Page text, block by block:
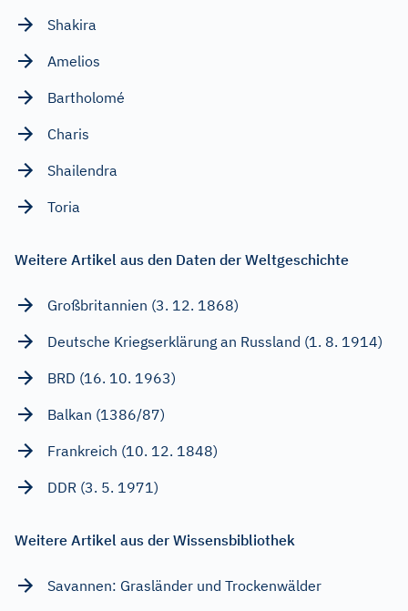
Shakira
Amelios
Bartholomé
Charis
Shailendra
Toria
Weitere Artikel aus den Daten der Weltgeschichte
Großbritannien (3. 12. 1868)
Deutsche Kriegserklärung an Russland (1. 8. 1914)
BRD (16. 10. 1963)
Balkan (1386/87)
Frankreich (10. 12. 1848)
DDR (3. 5. 1971)
Weitere Artikel aus der Wissensbibliothek
Savannen: Grasländer und Trockenwälder